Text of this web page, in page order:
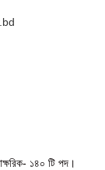
১৪০ টি পদ।